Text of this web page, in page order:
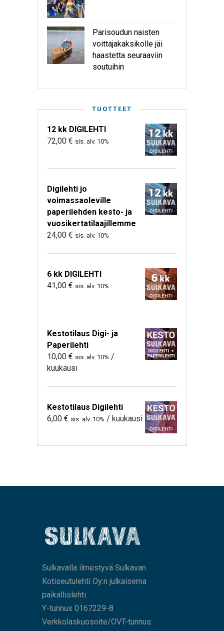
Parisoudun naisten
voittajakaksikolle jäi
haastetta seuraaviin
soutuihin
TUOTTEET
12 kk DIGILEHTI
72,00 € sis. alv. 10%
Digilehti jo
voimassaoleville
paperilehden kesto- ja
vuosikertatilaajillemme
24,00 € sis. alv. 10%
6 kk DIGILEHTI
41,00 € sis. alv. 10%
Kestotilaus Digi- ja
Paperilehti
10,00 € sis. alv. 10% /
kuukausi
Kestotilaus Digilehti
6,00 € sis. alv. 10% / kuukausi
Sulkavalla ilmestyvä Sulkavan
Kotiseutulehti Oy:n julkaisema
paikallislehti.
Y-tunnus 0167229-8
Verkkolaskuosoite/OVT-tunnus: